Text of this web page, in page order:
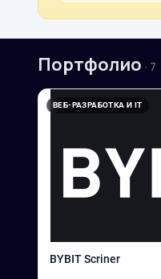
Портфолио · 7
ВЕБ-РАЗРАБОТКА И IT
BYBIT Scriner